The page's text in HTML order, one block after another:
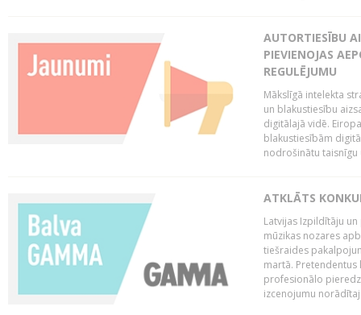
AUTORTIESĪBU
PIEVIENOJAS
REGULĒJUMU
Mākslīgā intelekta
un blakustiesību
digitālajā vidē.
blakustiesībām
nodrošinātu taisnīgu
ATKLĀTS
Latvijas Izpildītāju
mūzikas nozares
tiešraides
martā. Pretendentus
profesionālo
izcenojumu